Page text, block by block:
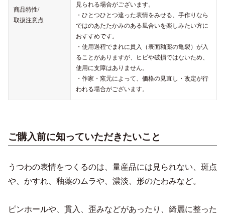
商品特性/
取扱注意点
見られる場合がございます。
・ひとつひとつ違った表情をみせる、手作りなら
ではのあたたかみのある風合いを楽しみたい方に
おすすめです。
・使用過程でまれに貫入（表面釉薬の亀裂）が入
ることがありますが、ヒビや破損ではないため、
使用に支障はありません。
・作家・窯元によって、価格の見直し・改定が行
われる場合がございます。
ご購入前に知っていただきたいこと
うつわの表情をつくるのは、量産品には見られない、斑点
や、かすれ、釉薬のムラや、濃淡、形のたわみなど。
ピンホールや、貫入、歪みなどがあったり、綺麗に整った